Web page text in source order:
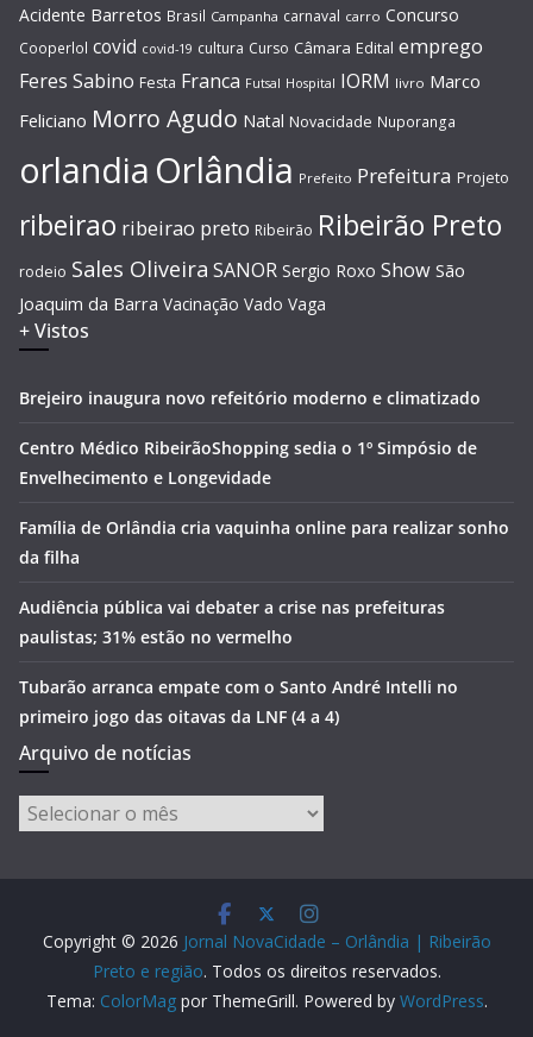
Acidente Barretos Brasil Campanha carnaval carro Concurso
Cooperlol covid covid-19 cultura Curso Câmara Edital emprego
Feres Sabino Festa Franca Futsal Hospital IORM livro Marco
Feliciano Morro Agudo Natal Novacidade Nuporanga
orlandia Orlândia Prefeito Prefeitura Projeto
ribeirao ribeirao preto Ribeirão Ribeirão Preto
rodeio Sales Oliveira SANOR Sergio Roxo Show São
Joaquim da Barra Vacinação Vado Vaga
+ Vistos
Brejeiro inaugura novo refeitório moderno e climatizado
Centro Médico RibeirãoShopping sedia o 1º Simpósio de
Envelhecimento e Longevidade
Família de Orlândia cria vaquinha online para realizar sonho
da filha
Audiência pública vai debater a crise nas prefeituras
paulistas; 31% estão no vermelho
Tubarão arranca empate com o Santo André Intelli no
primeiro jogo das oitavas da LNF (4 a 4)
Arquivo de notícias
Arquivo
de
Copyright © 2026 Jornal NovaCidade – Orlândia | Ribeirão
Preto e região. Todos os direitos reservados.
Tema: ColorMagpor ThemeGrill. Powered by WordPress.